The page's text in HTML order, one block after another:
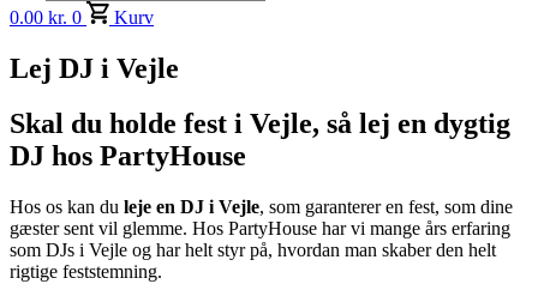
0.00 kr. 0 Kurv
Lej DJ i Vejle
Skal du holde fest i Vejle, så lej en dygtig
DJ hos PartyHouse
Hos os kan du leje en DJ i Vejle, som garanterer en fest, som dine
gæster sent vil glemme. Hos PartyHouse har vi mange års erfaring
som DJs i Vejle og har helt styr på, hvordan man skaber den helt
rigtige feststemning.